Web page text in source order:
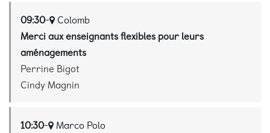
09:30- Colomb
Merci aux enseignants flexibles pour leurs
aménagements
Perrine Bigot
Cindy Magnin
10:30- Marco Polo